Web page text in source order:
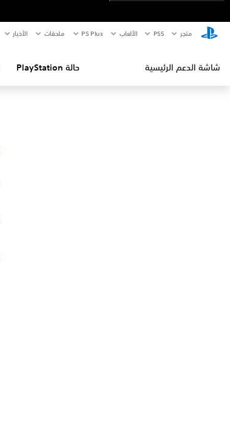
متجر PS5‏ الألعاب PS Plus ملحقات الأخبار
شاشة الدعم الرئيسية حالة PlayStation